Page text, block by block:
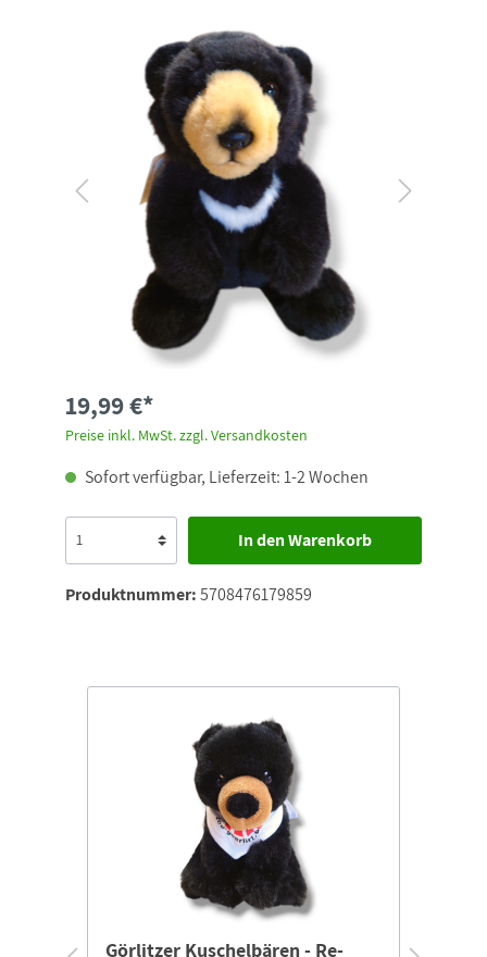
19,99 €*
Preise inkl. MwSt. zzgl. Versandkosten
Sofort verfügbar, Lieferzeit: 1-2 Wochen
In den Warenkorb
Produktnummer:5708476179859
Görlitzer Kuschelbären - Re-